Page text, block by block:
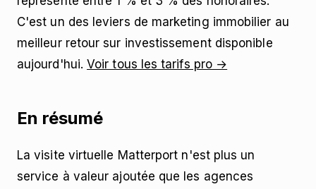
C'est un des leviers de marketing immobilier au
meilleur retour sur investissement disponible
aujourd'hui.Voir tous les tarifs pro →
En résumé
La visite virtuelle Matterport n'est plus un
service à valeur ajoutée que les agences